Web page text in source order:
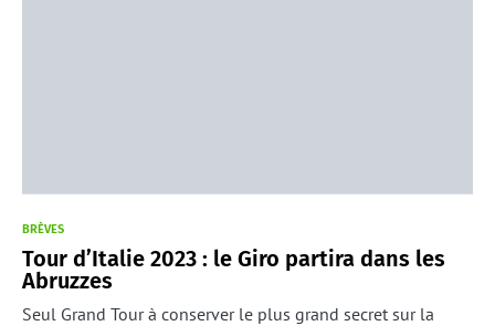
BRÈVES
Tour d’Italie 2023 : le Giro partira dans les
Abruzzes
Seul Grand Tour à conserver le plus grand secret sur la